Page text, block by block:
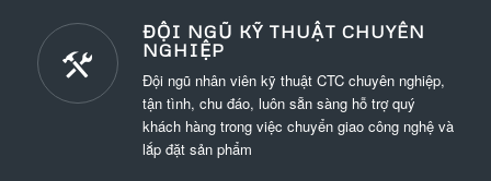
ĐỘI NGŨ KỸ THUẬT CHUYÊN
NGHIỆP
Đội ngũ nhân viên kỹ thuật CTC chuyên nghiệp,
tận tình, chu đáo, luôn sẵn sàng hỗ trợ quý
khách hàng trong việc chuyển giao công nghệ và
lắp đặt sản phẩm